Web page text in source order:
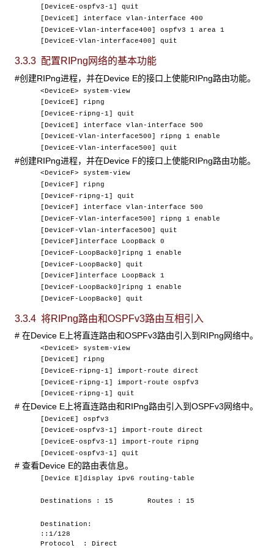
[DeviceE-ospfv3-1] quit
[DeviceE] interface vlan-interface 400
[DeviceE-Vlan-interface400] ospfv3 1 area 1
[DeviceE-Vlan-interface400] quit
3.3.3 配置RIPng 网络的基本功能
#创建RIPng进程，并在Device E的接口上使能RIPng路由功能。
<DeviceE> system-view
[DeviceE] ripng
[DeviceE-ripng-1] quit
[DeviceE] interface vlan-interface 500
[DeviceE-Vlan-interface500] ripng 1 enable
[DeviceE-Vlan-interface500] quit
#创建RIPng进程，并在Device F的接口上使能RIPng路由功能。
<DeviceF> system-view
[DeviceF] ripng
[DeviceF-ripng-1] quit
[DeviceF] interface vlan-interface 500
[DeviceF-Vlan-interface500] ripng 1 enable
[DeviceF-Vlan-interface500] quit
[DeviceF]interface LoopBack 0
[DeviceF-LoopBack0]ripng 1 enable
[DeviceF-LoopBack0] quit
[DeviceF]interface LoopBack 1
[DeviceF-LoopBack0]ripng 1 enable
[DeviceF-LoopBack0] quit
3.3.4 将RIPng路由和OSPFv3路由互相引入
# 在Device E上将直连路由和OSPFv3路由引入到RIPng网络中。
<DeviceE> system-view
[DeviceE] ripng
[DeviceE-ripng-1] import-route direct
[DeviceE-ripng-1] import-route ospfv3
[DeviceE-ripng-1] quit
# 在Device E上将直连路由和RIPng路由引入到OSPFv3网络中。
[DeviceE] ospfv3
[DeviceE-ospfv3-1] import-route direct
[DeviceE-ospfv3-1] import-route ripng
[DeviceE-ospfv3-1] quit
# 查看Device E的路由表信息。
[Device E]display ipv6 routing-table
Destinations : 15 Routes : 15
Destination:
::1/128
Protocol : Direct